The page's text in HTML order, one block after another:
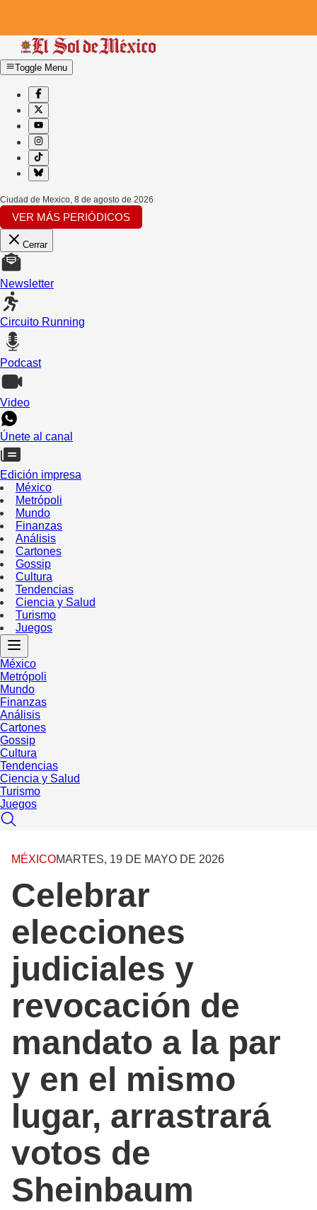
Toggle Menu
Ciudad de Mexico, 8 de agosto de 2026
VER MÁS PERIÓDICOS
Cerrar
Newsletter
Circuito Running
Podcast
Video
Únete al canal
Edición impresa
México
Metrópoli
Mundo
Finanzas
Análisis
Cartones
Gossip
Cultura
Tendencias
Ciencia y Salud
Turismo
Juegos
México
Metrópoli
Mundo
Finanzas
Análisis
Cartones
Gossip
Cultura
Tendencias
Ciencia y Salud
Turismo
Juegos
MÉXICOMARTES, 19 DE MAYO DE 2026
Celebrar
elecciones
judiciales y
revocación de
mandato a la par
y en el mismo
lugar, arrastrará
votos de
Sheinbaum